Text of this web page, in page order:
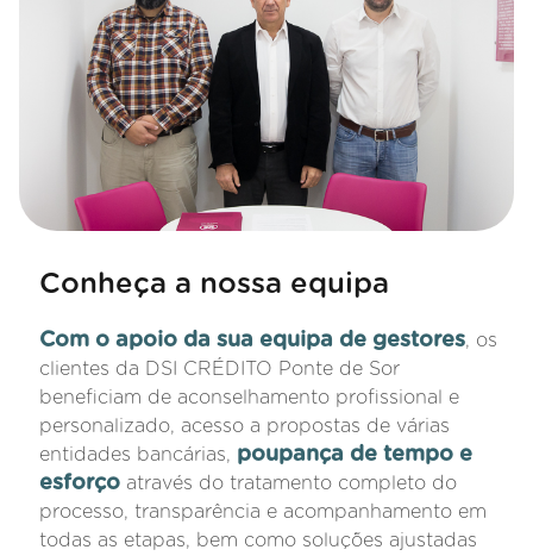
Conheça a nossa equipa
Com o apoio da sua equipa de gestores, os
clientes da DSI CRÉDITO Ponte de Sor
beneficiam de aconselhamento profissional e
personalizado, acesso a propostas de várias
entidades bancárias, poupança de tempo e
esforçoatravés do tratamento completo do
processo, transparência e acompanhamento em
todas as etapas, bem como soluções ajustadas